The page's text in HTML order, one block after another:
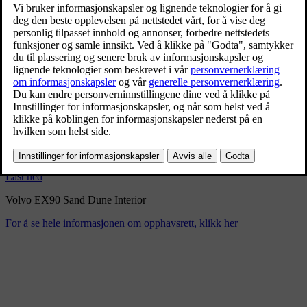
Volvo EX90 Sand Dune
Interior
9/3/2024
Bokmerke
Del
Last ned
Volvo EX90 Sand Dune Interior
For å se hele informasjonen om opphavsrett, klikk her